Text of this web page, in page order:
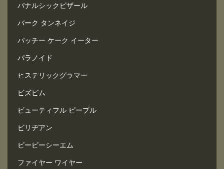
バナルシックビザール
バーク タンネイジ
パッチー ケーク イーター
パラノイド
ヒステリックグラマー
ビズビム
ビューティフル ピープル
ビリヂアン
ピーピーシーエム
ファイヤー ワイヤー